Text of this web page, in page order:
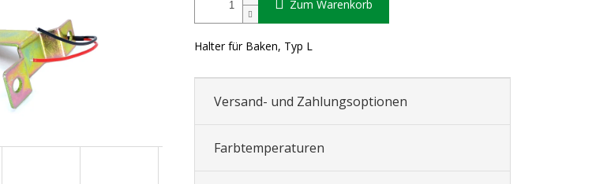
Zum Warenkorb
Halter für Baken, Typ L
Versand- und Zahlungsoptionen
Farbtemperaturen